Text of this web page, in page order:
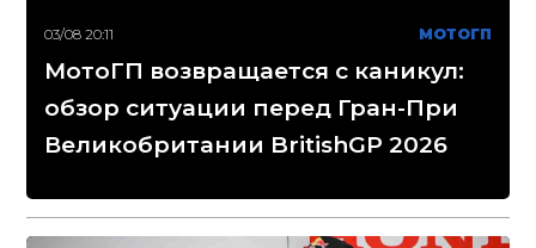
03/08 20:11 МОТОГП
МотоГП возвращается с каникул:
обзор ситуации перед Гран-При
Великобритании BritishGP 2026